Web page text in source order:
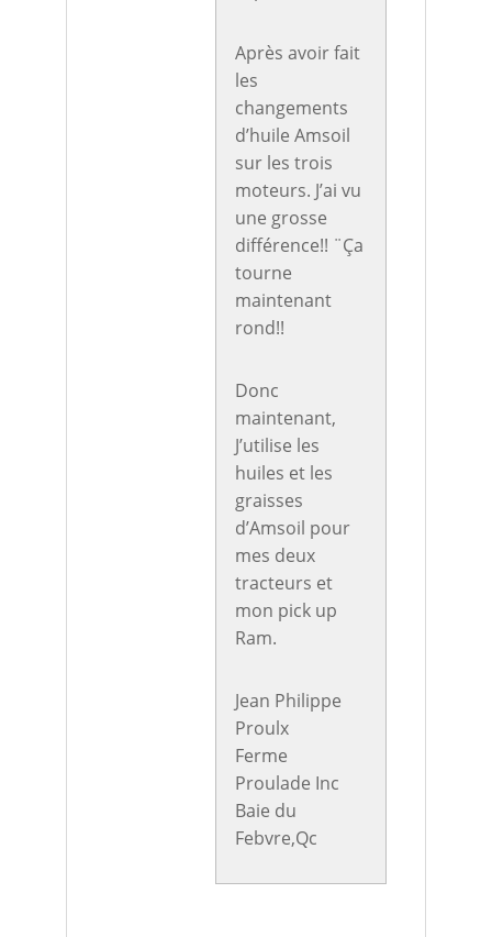
Après avoir fait
les
changements
d’huile Amsoil
sur les trois
moteurs. J’ai vu
une grosse
différence!! ¨Ça
tourne
maintenant
rond!!
Donc
maintenant,
J’utilise les
huiles et les
graisses
d’Amsoil pour
mes deux
tracteurs et
mon pick up
Ram.
Jean Philippe
Proulx
Ferme
Proulade Inc
Baie du
Febvre,Qc